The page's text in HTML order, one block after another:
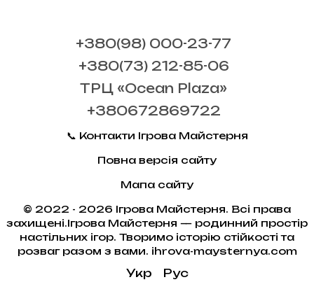
+380(98) 000-23-77
+380(73) 212-85-06
ТРЦ «Ocean Plaza»
+380672869722
📞 Контакти Ігрова Майстерня
Повна версія сайту
Мапа сайту
© 2022 - 2026 Ігрова Майстерня. Всі права
захищені.Ігрова Майстерня — родинний простір
настільних ігор. Творимо історію стійкості та
розваг разом з вами. ihrova-maysternya.com
Укр Рус